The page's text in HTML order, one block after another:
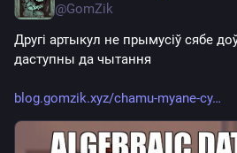
@GomZik
Другі артыкул не прымусіў сябе
даступны да чытання
blog.gomzik.xyz/chamu-myane-cy